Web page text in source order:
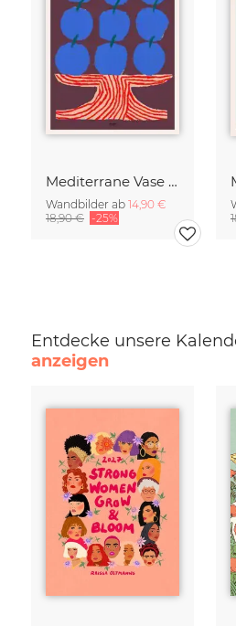
Mediterrane Vase mit Pflaumen
Wandbilder ab 14,90 €
18,90 € -25%
Entdecke unsere
anzeigen